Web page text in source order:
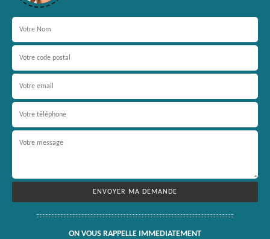
ON VOUS RAPPELLE IMMEDIATEMENT